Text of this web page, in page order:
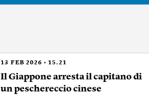
13 FEB 2026 15.21
Il Giappone arresta il capitano di
un peschereccio cinese